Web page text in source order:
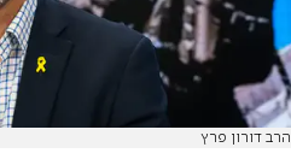
הרב דורון פרץ